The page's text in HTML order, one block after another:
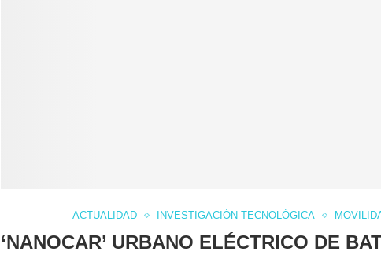
ACTUALIDAD INVESTIGACIÓN TECNOLÓGICA
‘NANOCAR’ URBANO ELÉCTRICO DE